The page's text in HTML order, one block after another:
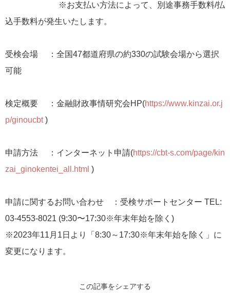
※お支払い方法によって、別途事務手数料/払
込手数料が発生いたします。
受検会場 ：全国47都道府県の約330の試験会場から選択
可能
検定概要 ：金融財政事情研究会HP(https://www.kinzai.or.j
p/ginoucbt)
申請方法 ：インターネット申請(https://cbt-s.com/page/kin
zai_ginokentei_all.html )
申請に関するお問い合わせ ：受検サポートセンター TEL:
03-4553-8021 (9:30〜17:30※年末年始を除く)
※2023年11月1日より「8:30～17:30※年末年始を除く」に
変更になります。
この記事をシェアする